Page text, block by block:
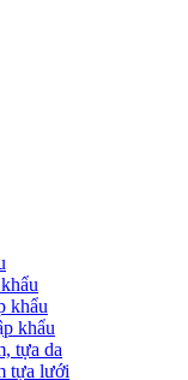
khẩu
khẩu
tựa da
tựa lưới